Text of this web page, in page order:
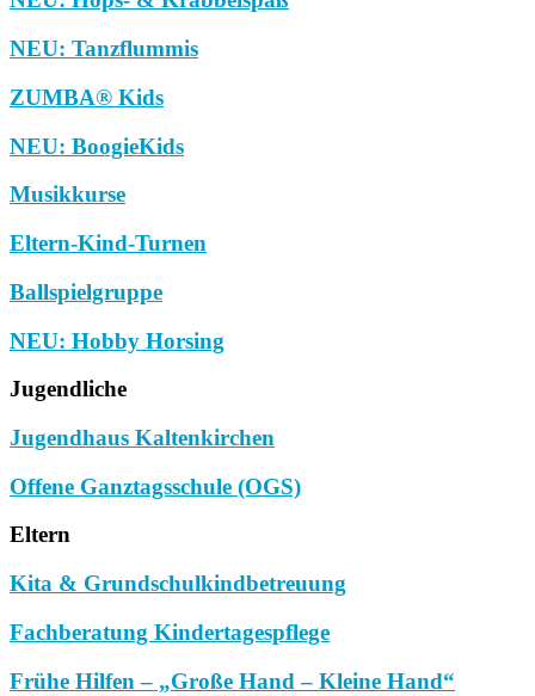
NEU: Tanzflummis
ZUMBA® Kids
NEU: BoogieKids
Musikkurse
Eltern-Kind-Turnen
Ballspielgruppe
NEU: Hobby Horsing
Jugendliche
Jugendhaus Kaltenkirchen
Offene Ganztagsschule (OGS)
Eltern
Kita & Grundschulkindbetreuung
Fachberatung Kindertagespflege
Frühe Hilfen – „Große Hand – Kleine Hand“